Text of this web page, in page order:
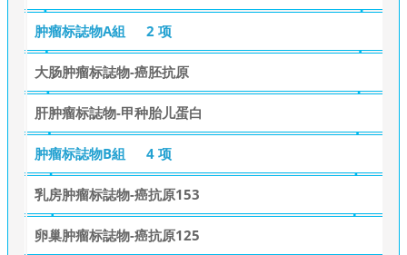
肿瘤标誌物A組 2 项
大肠肿瘤标誌物-癌胚抗原
肝肿瘤标誌物-甲种胎儿蛋白
肿瘤标誌物B組 4 项
乳房肿瘤标誌物-癌抗原153
卵巢肿瘤标誌物-癌抗原125